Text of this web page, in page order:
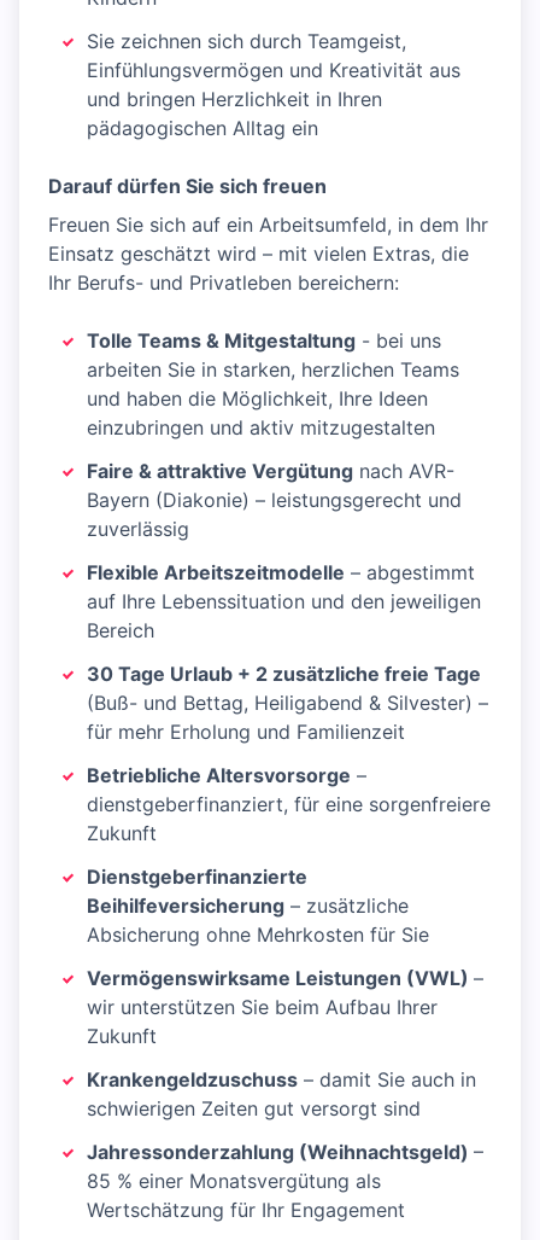
Sie zeichnen sich durch Teamgeist,
Einfühlungsvermögen und Kreativität aus
und bringen Herzlichkeit in Ihren
pädagogischen Alltag ein
Darauf dürfen Sie sich freuen
Freuen Sie sich auf ein Arbeitsumfeld, in dem Ihr
Einsatz geschätzt wird – mit vielen Extras, die
Ihr Berufs- und Privatleben bereichern:
Tolle Teams & Mitgestaltung - bei uns
arbeiten Sie in starken, herzlichen Teams
und haben die Möglichkeit, Ihre Ideen
einzubringen und aktiv mitzugestalten
Faire & attraktive Vergütung nach AVR-
Bayern (Diakonie) – leistungsgerecht und
zuverlässig
Flexible Arbeitszeitmodelle – abgestimmt
auf Ihre Lebenssituation und den jeweiligen
Bereich
30 Tage Urlaub + 2 zusätzliche freie Tage
(Buß- und Bettag, Heiligabend & Silvester) –
für mehr Erholung und Familienzeit
Betriebliche Altersvorsorge –
dienstgeberfinanziert, für eine sorgenfreiere
Zukunft
Dienstgeberfinanzierte
Beihilfeversicherung – zusätzliche
Absicherung ohne Mehrkosten für Sie
Vermögenswirksame Leistungen (VWL) –
wir unterstützen Sie beim Aufbau Ihrer
Zukunft
Krankengeldzuschuss – damit Sie auch in
schwierigen Zeiten gut versorgt sind
Jahressonderzahlung (Weihnachtsgeld) –
85 % einer Monatsvergütung als
Wertschätzung für Ihr Engagement